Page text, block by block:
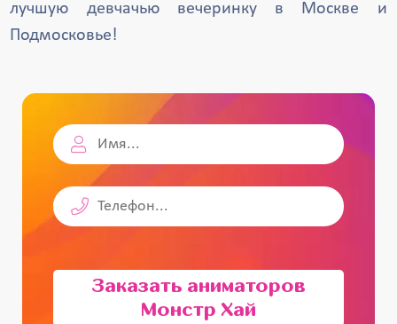
лучшую девчачью вечеринку в Москве и
Подмосковье!
Заказать аниматоров
Монстр Хай